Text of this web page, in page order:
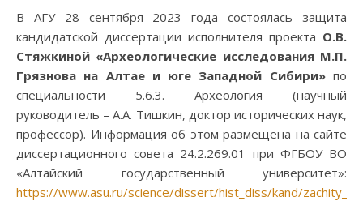
В АГУ 28 сентября 2023 года состоялась защита
кандидатской диссертации исполнителя проекта О.В.
Стяжкиной «Археологические исследования М.П.
Грязнова на Алтае и юге Западной Сибири»по
специальности 5.6.3. Археология (научный
руководитель – А.А. Тишкин, доктор исторических наук,
профессор). Информация об этом размещена на сайте
диссертационного совета 24.2.269.01 при ФГБОУ ВО
«Алтайский государственный университет»:
https://www.asu.ru/science/dissert/hist_diss/kand/